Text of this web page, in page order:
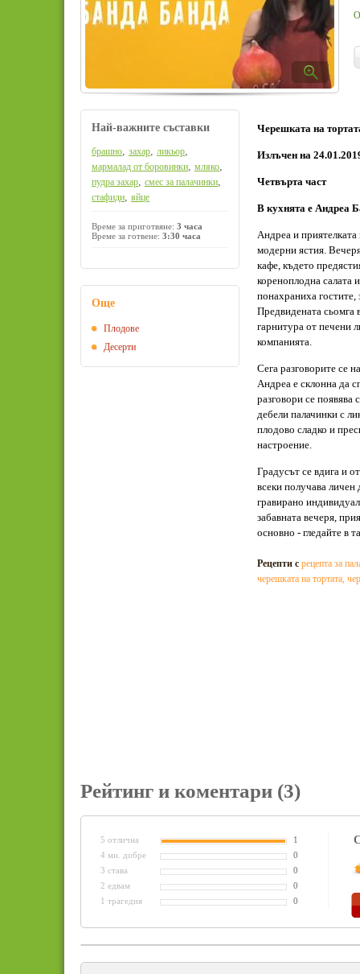
Черешката на
Излъчен на
Четвърта част
В кухнята е Андреа
Андреа и
модерни ястия.
кафе, където
кореноплодна салата
понахраниха
Предвидената сьомга
гарнитура от печени
компанията.
Сега разговорите се
Андреа е склонна да
разговори се появява
дебели палачинки с
плодово сладко и
настроение.
Градусът се вдига и
всеки получава
гравирано
забавната вечеря,
основно - гледайте в
Рецепти с рецепта за
черешката на тортата,
Най-важните съставки
брашно, захар, ликьор,
мармалад от боровинки, мляко,
пудра захар, смес за палачинки,
стафиди, яйце
Време за приготвяне: 3 часа
Време за готвене: 3:30 часа
Още
Плодове
Десерти
Рейтинг и коментари (3)
5 отлична
1
4 мн. добре
0
3 става
0
2 едвам
0
1 трагедия
0